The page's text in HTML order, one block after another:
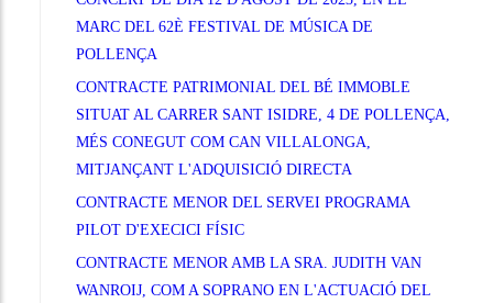
MARC DEL 62È FESTIVAL DE MÚSICA DE
POLLENÇA
CONTRACTE PATRIMONIAL DEL BÉ IMMOBLE
SITUAT AL CARRER SANT ISIDRE, 4 DE POLLENÇA,
MÉS CONEGUT COM CAN VILLALONGA,
MITJANÇANT L'ADQUISICIÓ DIRECTA
CONTRACTE MENOR DEL SERVEI PROGRAMA
PILOT D'EXECICI FÍSIC
CONTRACTE MENOR AMB LA SRA. JUDITH VAN
WANROIJ, COM A SOPRANO EN L'ACTUACIÓ DEL